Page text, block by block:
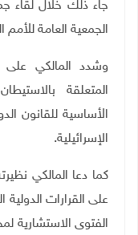
جاء ذلك خلال لقاء
الجمعية العامة للأمم
وشدد المالكي على
المتعلقة
الأساسية للقانون
الإسرائيلية.
كما دعا المالكي
على القرارات
الفتوى الاستشارية